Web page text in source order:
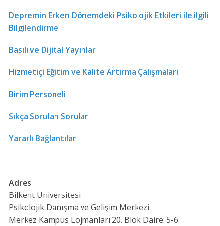
Depremin Erken Dönemdeki Psikolojik Etkileri ile ilgili
Bilgilendirme
Basılı ve Dijital Yayınlar
Hizmetiçi Eğitim ve Kalite Artırma Çalışmaları
Birim Personeli
Sıkça Sorulan Sorular
Yararlı Bağlantılar
Adres
Bilkent Üniversitesi
Psikolojik Danışma ve Gelişim Merkezi
Merkez Kampüs Lojmanları 20. Blok Daire: 5-6